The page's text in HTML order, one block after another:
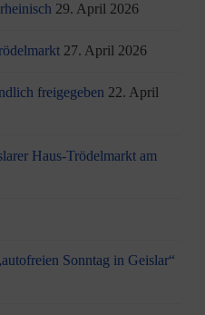
29. April 2026
27. April 2026
freigegeben 22. April
Haus-Trödelmarkt am
Sonntag in Geislar“